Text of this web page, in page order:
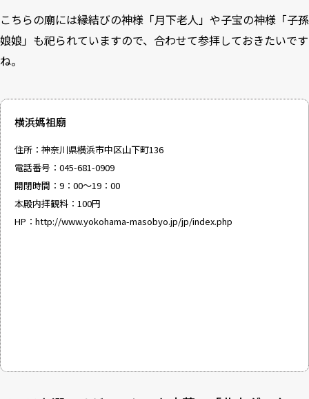
こちらの廟には縁結びの神様「月下老人」や子宝の神様「子孫
娘娘」も祀られていますので、合わせて参拝しておきたいです
ね。
横浜媽祖廟
住所：神奈川県横浜市中区山下町136
電話番号：045-681-0909
開閉時間：9：00～19：00
本殿内拝観料：100円
HP： http://www.yokohama-masobyo.jp/jp/index.php